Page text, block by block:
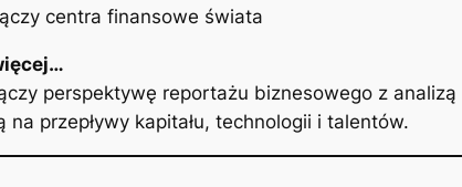
centra finansowe świata
perspektywę reportażu biznesowego z
na przepływy kapitału, technologii i talentów.